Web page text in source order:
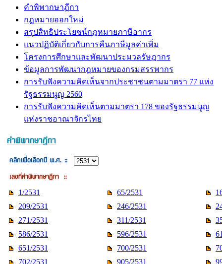
คำพิพากษาฏีกา
กฎหมายออกใหม่
สรุปสิทธิประโยชน์กฎหมายภาษีอากร
แนวปฏิบัติเกี่ยวกับการคืนภาษีมูลค่าเพิ่ม
โครงการศึกษาและพัฒนาประมวลรัษฎากร
ข้อมูลการพัฒนากฎหมายของกรมสรรพากร
การรับฟังความคิดเห็นจากประชาชนตามมาตรา 77 แห่ง
รัฐธรรมนูญ 2560
การรับฟังความคิดเห็นตามมาตรา 178 ของรัฐธรรมนูญ
แห่งราชอาณาจักรไทย
1/2531 65/2531
209/2531
246/2531
271/2531
311/2531
586/2531
596/2531
651/2531
700/2531
702/2531
905/2531